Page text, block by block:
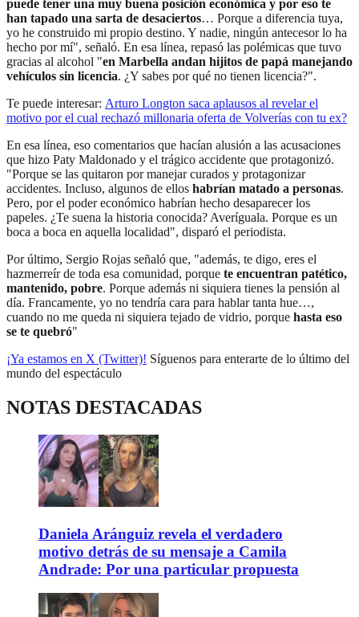
puede tener una muy buena posición económica y por eso te
han tapado una sarta de desaciertos… Porque a diferencia tuya,
yo he construido mi propio destino. Y nadie, ningún antecesor lo ha
hecho por mí", señaló. En esa línea, repasó las polémicas que tuvo
gracias al alcohol "en Marbella andan hijitos de papá manejando
vehículos sin licencia. ¿Y sabes por qué no tienen licencia?".
Te puede interesar: Arturo Longton saca aplausos al revelar el
motivo por el cual rechazó millonaria oferta de Volverías con tu ex?
En esa línea, eso comentarios que hacían alusión a las acusaciones
que hizo Paty Maldonado y el trágico accidente que protagonizó.
"Porque se las quitaron por manejar curados y protagonizar
accidentes. Incluso, algunos de ellos habrían matado a personas.
Pero, por el poder económico habrían hecho desaparecer los
papeles. ¿Te suena la historia conocida? Averíguala. Porque es un
boca a boca en aquella localidad", disparó el periodista.
Por último, Sergio Rojas señaló que, "además, te digo, eres el
hazmerreír de toda esa comunidad, porque te encuentran patético,
mantenido, pobre. Porque además ni siquiera tienes la pensión al
día. Francamente, yo no tendría cara para hablar tanta hue…,
cuando no me queda ni siquiera tejado de vidrio, porque hasta eso
se te quebró"
¡Ya estamos en X (Twitter)! Síguenos para enterarte de lo último del
mundo del espectáculo
NOTAS DESTACADAS
Daniela Aránguiz revela el verdadero
motivo detrás de su mensaje a Camila
Andrade: Por una particular propuesta